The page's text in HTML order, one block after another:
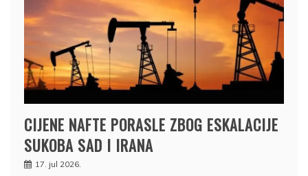
CIJENE NAFTE PORASLE ZBOG ESKALACIJE
SUKOBA SAD I IRANA
17. jul 2026.